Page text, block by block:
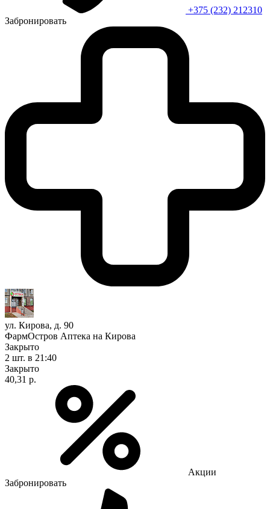
+375 (232) 212310
Забронировать
ул. Кирова, д. 90
ФармОстров Аптека на Кирова
Закрыто
2 шт. в 21:40
Закрыто
40,31 р.
Акции
Забронировать